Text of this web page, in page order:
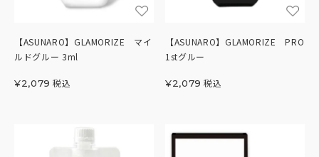
【ASUNARO】GLAMORIZE マイ
ルドグルー 3ml
¥2,079 税込
【ASUNARO】GLAMORIZE PRO
1stグルー
¥2,079 税込